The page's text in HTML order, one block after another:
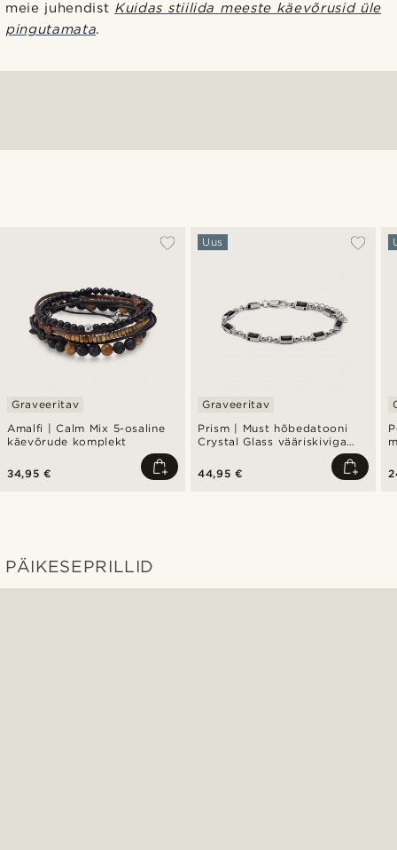
meie juhendist Kuidas stiilida meeste käevõrusid üle
pingutamata.
Amalfi | Calm Mix 5-osaline
käevõrude komplekt
Graveeritav
34,95 €
Prism | Must hõbedatooni
Crystal Glass vääriskiviga
Uus
Graveeritav
44,95 €
PÄIKESEPRILLID